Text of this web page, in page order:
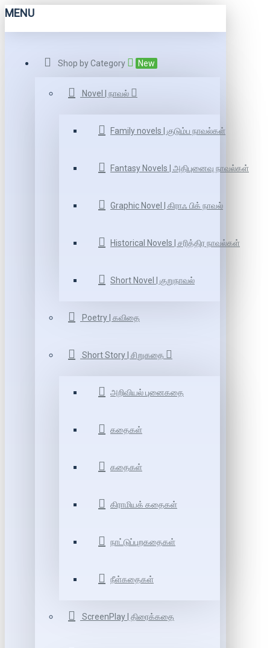
MENU
Shop by Category New
Novel | நாவல்
Family novels | குடும்ப நாவல்கள்
Fantasy Novels | அதிபுனைவு நாவல்கள்
Graphic Novel | கிராஃ பிக் நாவல்
Historical Novels | சரித்திர நாவல்கள்
Short Novel | குறுநாவல்
Poetry | கவிதை
Short Story | சிறுகதை
அறிவியல் புனைகதை
கதைகள்
கதைகள்
கிராமியக் கதைகள்
நாட்டுப்புறகதைகள்
நீள்கதைகள்
ScreenPlay | திரைக்கதை